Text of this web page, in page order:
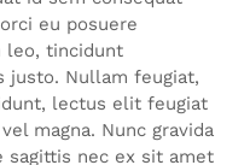
eu posuere
leo, tincidunt
justo. Nullam feugiat,
lectus elit feugiat
magna. Nunc gravida
sagittis nec ex sit amet